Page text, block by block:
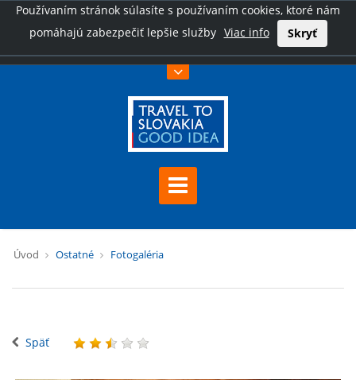
Používaním stránok súlasíte s používaním cookies, ktoré nám
pomáhajú zabezpečiť lepšie služby Viac info Skryť
Úvod Ostatné Fotogaléria
Späť